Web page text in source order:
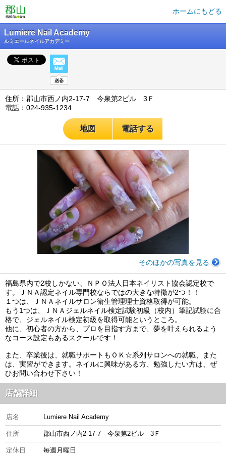
ホームにもどる
Lumiere Nail Academy
ルミエールネイルアカデミー
住所：郡山市西ノ内2-17-7 今泉第2ビル 3Ｆ
電話：024-935-1234
地図 電話する
そのほかの写真を見る
福島県内で2校しかない、ＮＰＯ法人日本ネイリスト協会認定校で
す。ＪＮＡ認定ネイル専門校ならではの大きな特徴が2つ！！
１つは、ＪＮＡネイルサロン衛生管理理士資格取得が可能。
もう1つは、ＪＮＡジェルネイル検定試験初級（校内）筆記試験に合
格で、ジェルネイル検定初級を取得可能というところ。
他に、初心者の方から、プロを目指す方まで、夢を叶えられるよう
なコース設定もあるスクールです！
また、卒業後は、就職サポートもＯＫ☆系列サロンへの就職、また
は、実習ができます。ネイルに興味がある方、勉強したい方は、ぜ
ひお問い合わせ下さい！
店舗詳細
店名 Lumiere Nail Academy
住所 郡山市西ノ内2-17-7 今泉第2ビル 3Ｆ
定休日 毎週月曜日